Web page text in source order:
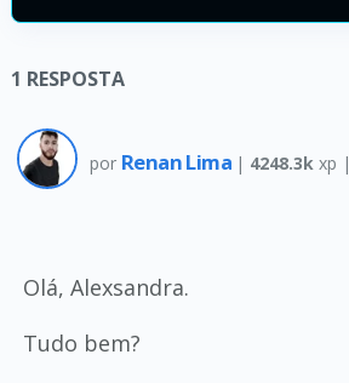
1 RESPOSTA
por Renan Lima | 4248.3k xp |
Olá, Alexsandra.
Tudo bem?